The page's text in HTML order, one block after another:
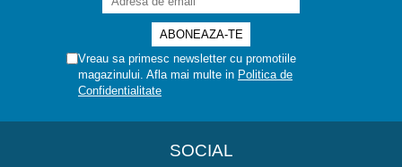
Vreau sa primesc newsletter cu promotiile
magazinului. Afla mai multe in Politica de
Confidentialitate
SOCIAL